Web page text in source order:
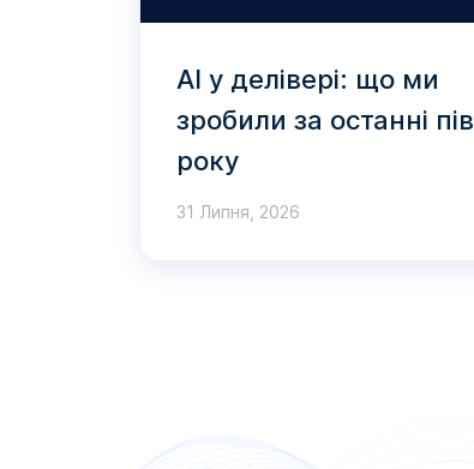
AI у делівері: що ми
зробили за останні пів
року
31 Липня, 2026